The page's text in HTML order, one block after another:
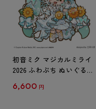
初音ミク マジカルミライ
2026 ふわぷち ぬいぐるみ
6,600 円